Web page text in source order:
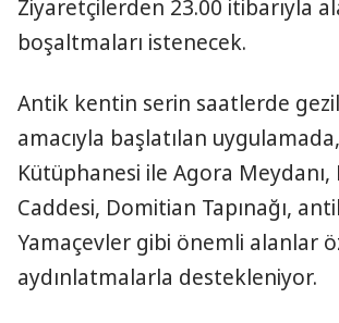
Ziyaretçilerden 23.00 itibarıyla
boşaltmaları istenecek.
Antik kentin serin saatlerde
amacıyla başlatılan
Kütüphanesi ile Agora
Caddesi, Domitian Tapınağı,
Yamaçevler gibi önemli alanlar
aydınlatmalarla destekleniyor.